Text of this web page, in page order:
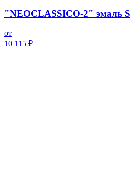
"NEOCLASSICO-2" эмаль
от
10 115 ₽